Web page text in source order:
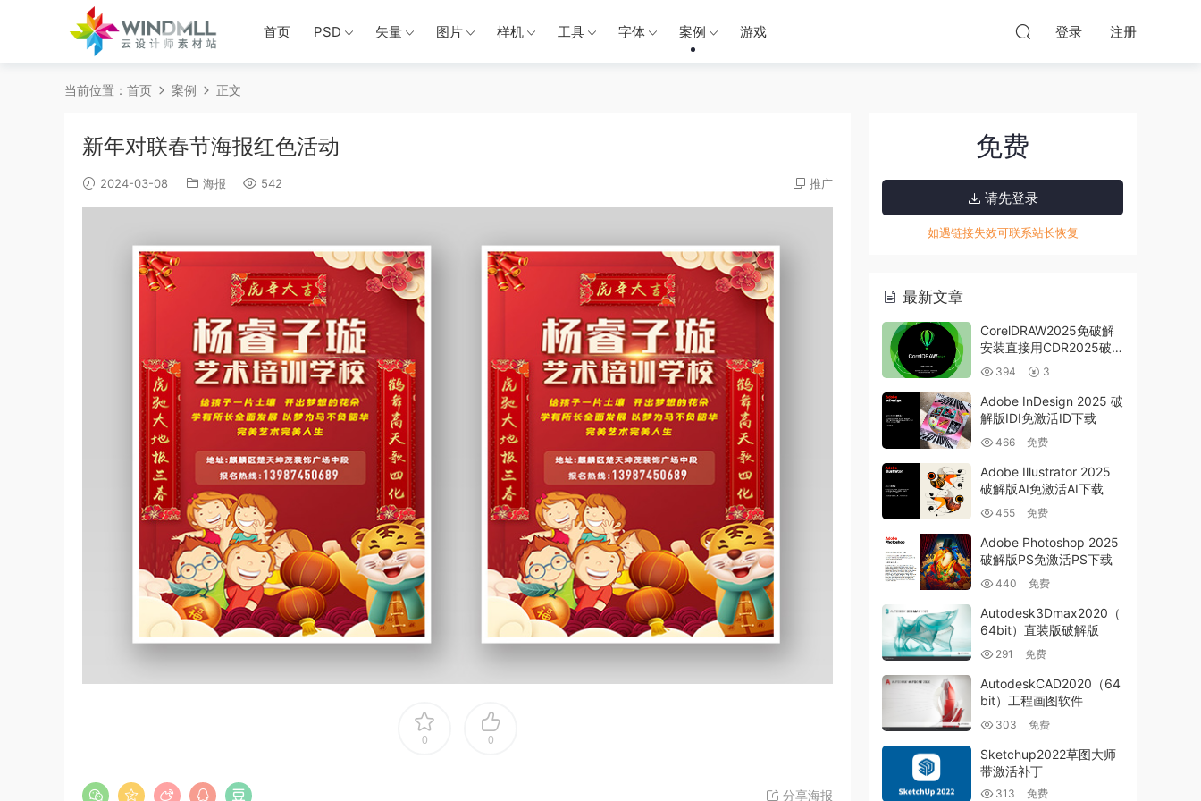
首页 PSD 矢量 图片 样机 工具 字体 案例 游戏 登录 注册
当前位置： 首页 案例 正文
新年对联春节海报红色活动
2024-03-08 海报 542 推广
0 0
分享海报
免费
请先登录
如遇链接失效可联系站长恢复
最新文章
CorelDRAW2025免破解
安装直接用CDR2025破
解版下载
394 3
Adobe InDesign 2025 破
解版IDI免激活ID下载
466 免费
Adobe Illustrator 2025
破解版AI免激活AI下载
455 免费
Adobe Photoshop 2025
破解版PS免激活PS下载
440 免费
Autodesk3Dmax2020（
64bit）直装版破解版
291 免费
AutodeskCAD2020（64
bit）工程画图软件
303 免费
Sketchup2022草图大师
带激活补丁
313 免费